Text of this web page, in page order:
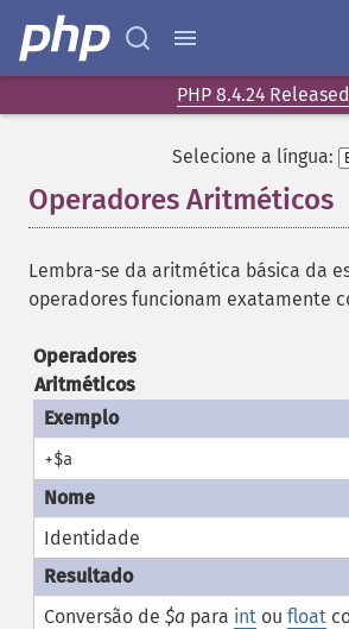
PHP 8.4.24
Selecione a língua:
Operadores Aritméticos
Lembra-se da aritmética básica da
operadores funcionam exatamente
Operadores
Aritméticos
+$a
Identidade
Conversão de $a para intou float